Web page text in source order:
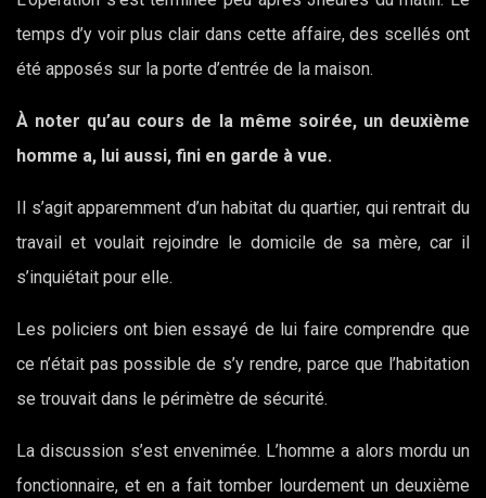
temps d’y voir plus clair dans cette affaire, des scellés ont
été apposés sur la porte d’entrée de la maison.
À noter qu’au cours de la même soirée, un deuxième
homme a, lui aussi, fini en garde à vue.
Il s’agit apparemment d’un habitat du quartier, qui rentrait du
travail et voulait rejoindre le domicile de sa mère, car il
s’inquiétait pour elle.
Les policiers ont bien essayé de lui faire comprendre que
ce n’était pas possible de s’y rendre, parce que l’habitation
se trouvait dans le périmètre de sécurité.
La discussion s’est envenimée. L’homme a alors mordu un
fonctionnaire, et en a fait tomber lourdement un deuxième